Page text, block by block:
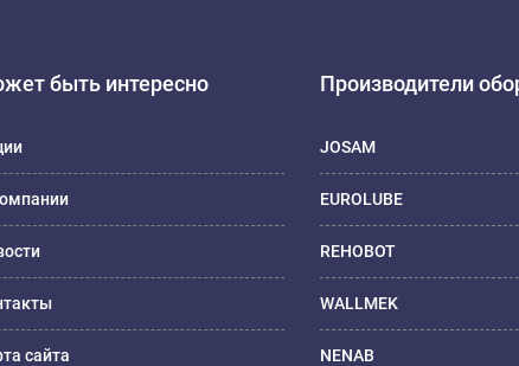
быть интересно
сайта
Производители
JOSAM
EUROLUBE
REHOBOT
WALLMEK
NENAB